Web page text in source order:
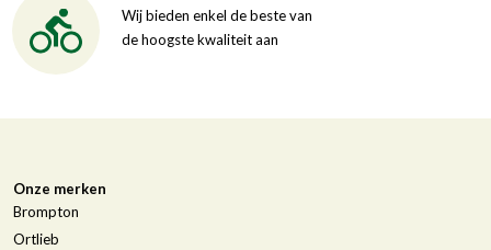
Wij bieden enkel de beste van
de hoogste kwaliteit aan
Onze merken
Brompton
Ortlieb